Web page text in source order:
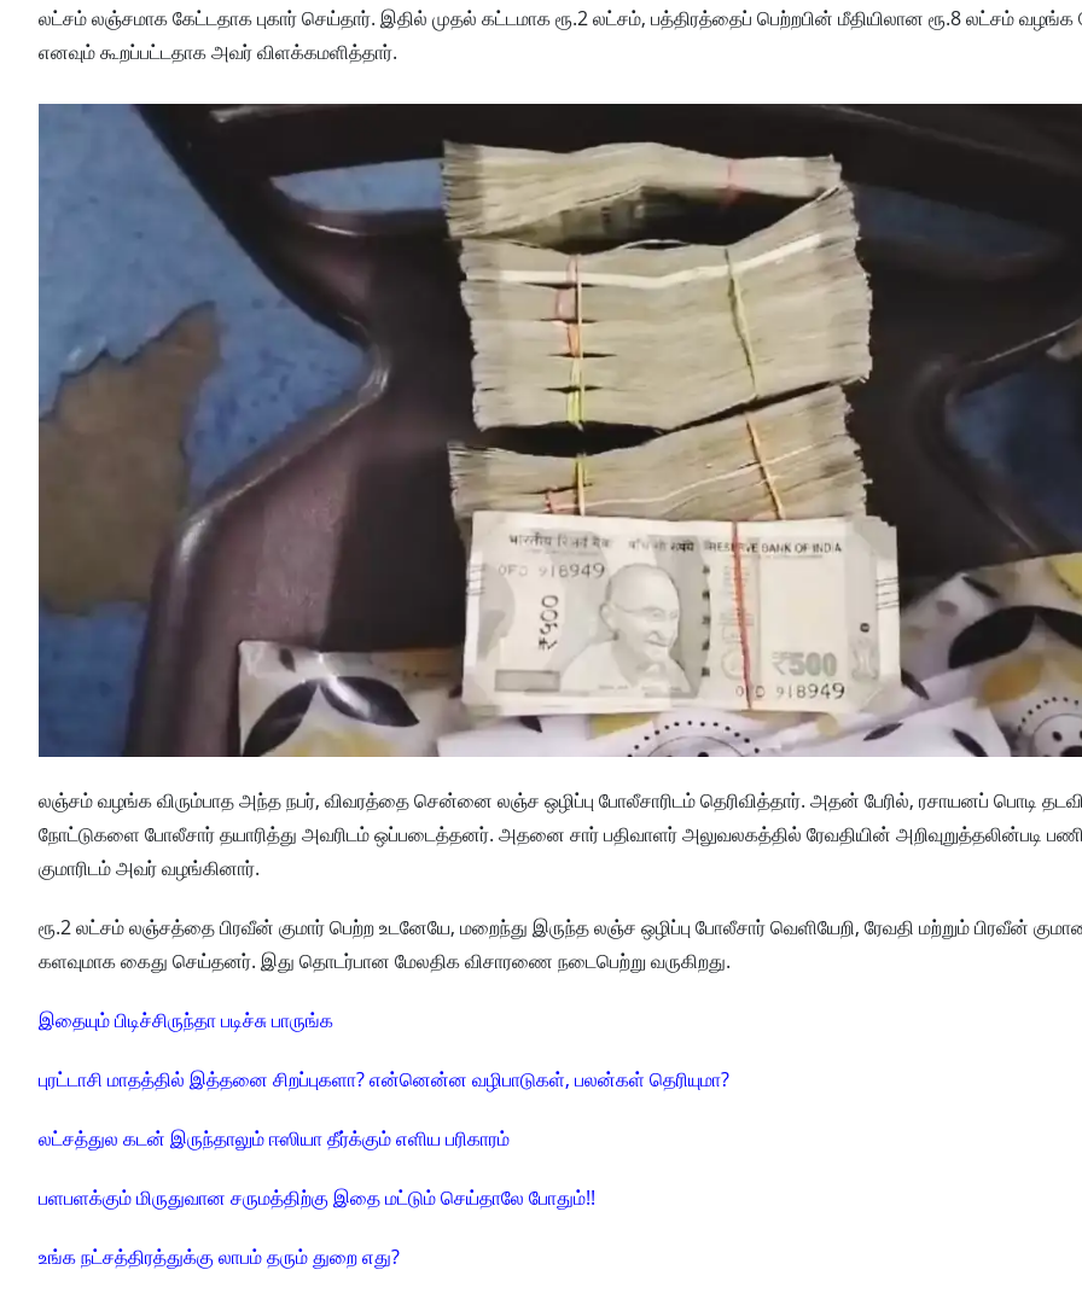
லட்சம் லஞ்சமாக கேட்டதாக புகார் செய்தார். இதில் முதல் கட்டமாக ரூ.2 லட்சம், பத்திரத்தைப் பெற்றபின் மீதியிலான ரூ.8 லட்சம்
எனவும் கூறப்பட்டதாக அவர் விளக்கமளித்தார்.
லஞ்சம் வழங்க விரும்பாத அந்த நபர், விவரத்தை சென்னை லஞ்ச ஒழிப்பு போலீசாரிடம் தெரிவித்தார். அதன் பேரில், ரசாயனப் பொடி
நோட்டுகளை போலீசார் தயாரித்து அவரிடம் ஒப்படைத்தனர். அதனை சார் பதிவாளர் அலுவலகத்தில் ரேவதியின் அறிவுறுத்தலின்படி
குமாரிடம் அவர் வழங்கினார்.
ரூ.2 லட்சம் லஞ்சத்தை பிரவீன் குமார் பெற்ற உடனேயே, மறைந்து இருந்த லஞ்ச ஒழிப்பு போலீசார் வெளியேறி, ரேவதி மற்றும் பிரவீன்
களவுமாக கைது செய்தனர். இது தொடர்பான மேலதிக விசாரணை நடைபெற்று வருகிறது.
இதையும் பிடிச்சிருந்தா படிச்சு பாருங்க
புரட்டாசி மாதத்தில் இத்தனை சிறப்புகளா? என்னென்ன வழிபாடுகள், பலன்கள் தெரியுமா?
லட்சத்துல கடன் இருந்தாலும் ஈஸியா தீர்க்கும் எளிய பரிகாரம்
பளபளக்கும் மிருதுவான சருமத்திற்கு இதை மட்டும் செய்தாலே போதும்!!
உங்க நட்சத்திரத்துக்கு லாபம் தரும் துறை எது?